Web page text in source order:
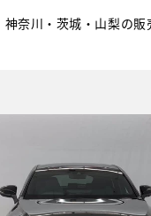
奈川・茨城・山梨の